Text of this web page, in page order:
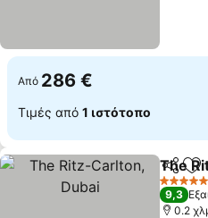
Από 286 €
Τιμές από 1 ιστότοπο
The
5 Αστέρια
9,3
0.2